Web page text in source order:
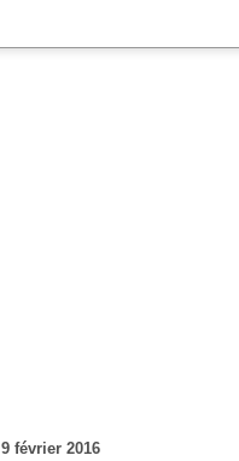
9 février 2016